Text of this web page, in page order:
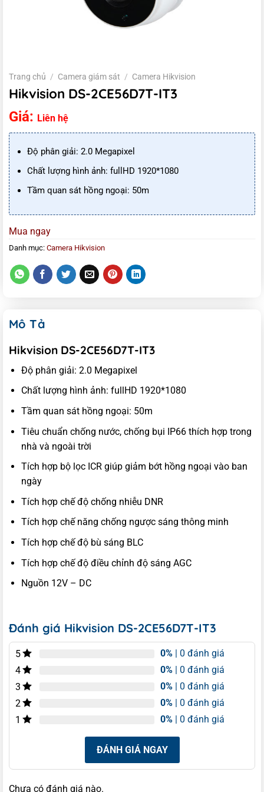
Trang chủ / Camera giám sát / Camera Hikvision
Hikvision DS-2CE56D7T-IT3
Giá: Liên hệ
Độ phân giải: 2.0 Megapixel
Chất lượng hình ảnh: fullHD 1920*1080
Tầm quan sát hồng ngoại: 50m
Mua ngay
Danh mục: Camera Hikvision
Mô Tả
Hikvision DS-2CE56D7T-IT3
Độ phân giải: 2.0 Megapixel
Chất lượng hình ảnh: fullHD 1920*1080
Tầm quan sát hồng ngoại: 50m
Tiêu chuẩn chống nước, chống bụi IP66 thích hợp trong
nhà và ngoài trời
Tích hợp bộ lọc ICR giúp giảm bớt hồng ngoại vào ban
ngày
Tích hợp chế độ chống nhiễu DNR
Tích hợp chế năng chống ngược sáng thông minh
Tích hợp chế độ bù sáng BLC
Tích hợp chế độ điều chỉnh độ sáng AGC
Nguồn 12V – DC
Đánh giá Hikvision DS-2CE56D7T-IT3
5 0% | 0 đánh giá
4
0% | 0 đánh giá
3
0% | 0 đánh giá
2
0% | 0 đánh giá
1
0% | 0 đánh giá
ĐÁNH GIÁ NGAY
Chưa có đánh giá nào.